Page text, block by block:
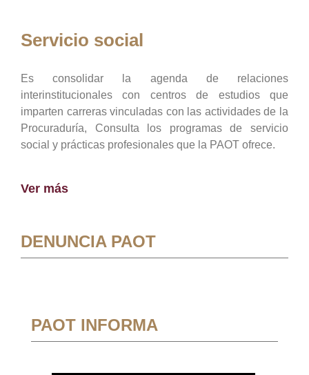
Servicio social
Es consolidar la agenda de relaciones
interinstitucionales con centros de estudios que
imparten carreras vinculadas con las actividades de la
Procuraduría, Consulta los programas de servicio
social y prácticas profesionales que la PAOT ofrece.
Ver más
DENUNCIA PAOT
PAOT INFORMA